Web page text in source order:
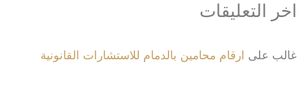
اخر التعليقات
غالب على ارقام محامين بالدمام للاستشارات القانونية